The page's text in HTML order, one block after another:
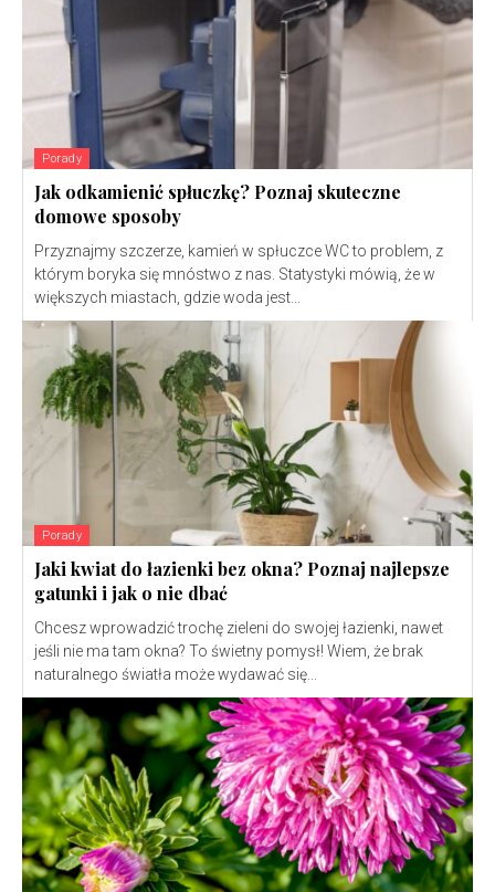
Porady
Jak odkamienić spłuczkę? Poznaj skuteczne
domowe sposoby
Przyznajmy szczerze, kamień w spłuczce WC to problem, z
którym boryka się mnóstwo z nas. Statystyki mówią, że w
większych miastach, gdzie woda jest...
Porady
Jaki kwiat do łazienki bez okna? Poznaj najlepsze
gatunki i jak o nie dbać
Chcesz wprowadzić trochę zieleni do swojej łazienki, nawet
jeśli nie ma tam okna? To świetny pomysł! Wiem, że brak
naturalnego światła może wydawać się...